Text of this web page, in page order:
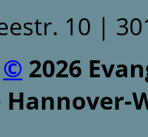
10 |
© 2026
Hannover-